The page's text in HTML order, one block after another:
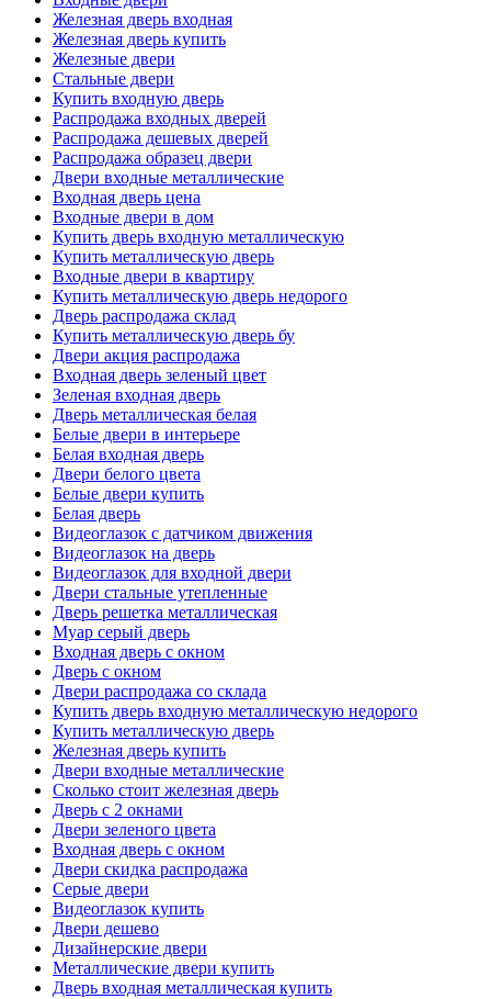
Железная дверь входная
Железная дверь купить
Железные двери
Стальные двери
Купить входную дверь
Распродажа входных дверей
Распродажа дешевых дверей
Распродажа образец двери
Двери входные металлические
Входная дверь цена
Входные двери в дом
Купить дверь входную металлическую
Купить металлическую дверь
Входные двери в квартиру
Купить металлическую дверь недорого
Дверь распродажа склад
Купить металлическую дверь бу
Двери акция распродажа
Входная дверь зеленый цвет
Зеленая входная дверь
Дверь металлическая белая
Белые двери в интерьере
Белая входная дверь
Двери белого цвета
Белые двери купить
Белая дверь
Видеоглазок с датчиком движения
Видеоглазок на дверь
Видеоглазок для входной двери
Двери стальные утепленные
Дверь решетка металлическая
Муар серый дверь
Входная дверь с окном
Дверь с окном
Двери распродажа со склада
Купить дверь входную металлическую недорого
Купить металлическую дверь
Железная дверь купить
Двери входные металлические
Сколько стоит железная дверь
Дверь с 2 окнами
Двери зеленого цвета
Входная дверь с окном
Двери скидка распродажа
Серые двери
Видеоглазок купить
Двери дешево
Дизайнерские двери
Металлические двери купить
Дверь входная металлическая купить